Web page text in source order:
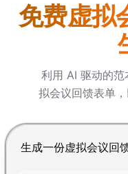
价格
登入
免费虚拟
利用 AI 驱动的
拟会议回馈表单
按 Enter 提交，